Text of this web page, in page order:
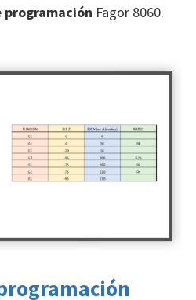
programación Fagor 8060.